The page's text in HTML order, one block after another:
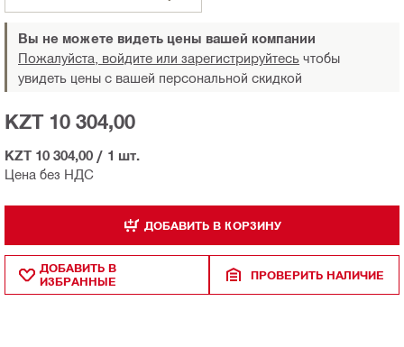
Вы не можете видеть цены вашей компании
Пожалуйста, войдите или зарегистрируйтесь чтобы
увидеть цены с вашей персональной скидкой
Цена без НДС
KZT 10 304,00
KZT 10 304,00 / 1 шт.
ДОБАВИТЬ В КОРЗИНУ
ДОБАВИТЬ В
ИЗБРАННЫЕ
ПРОВЕРИТЬ НАЛИЧИЕ